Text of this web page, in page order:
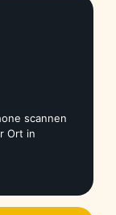
scannen
Ort in